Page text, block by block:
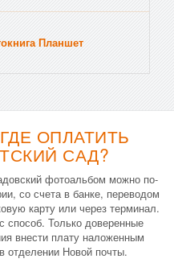
Планшет
ОПЛАТИТЬ
САД?
фотоальбом можно по-
со счета в банке, переводом
карту или через терминал.
Только доверенные
внести плату наложенным
отделении Новой почты.